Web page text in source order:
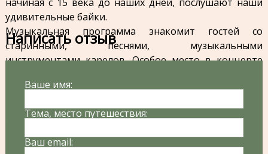
удивительные байки.
Музыкальная программа знакомит гостей со
старинными, песнями, музыкальными
инструментами карелов. Особое место в концерте
«торви», «ёйга», «пийрилейки», «йоухикко» станут для
Ароматный чай из самоварана шишках с карельской
Возвращение в Петрозаводск.
Написать отзыв
Ваше имя:
Тема, место путешествия:
Ваш email: